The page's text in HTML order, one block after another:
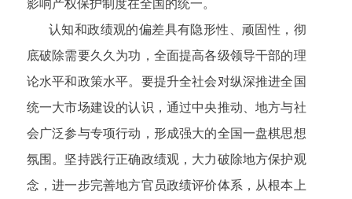
影响产权保护制度在全国的统一。
认知和政绩观的偏差具有隐形性、顽固性，彻
底破除需要久久为功，全面提高各级领导干部的理
论水平和政策水平。要提升全社会对纵深推进全国
统一大市场建设的认识，通过中央推动、地方与社
会广泛参与专项行动，形成强大的全国一盘棋思想
氛围。坚持践行正确政绩观，大力破除地方保护观
念，进一步完善地方官员政绩评价体系，从根本上